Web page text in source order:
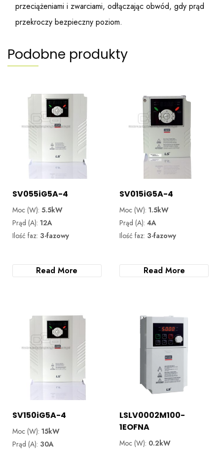
przeciążeniami i zwarciami, odłączając obwód, gdy prąd
przekroczy bezpieczny poziom.
Podobne produkty
SV055iG5A-4
Moc (W): 5.5kW
Prąd (A): 12A
Ilość faz: 3-fazowy
Read More
SV015iG5A-4
Moc (W):1.5kW
Prąd (A):4A
Ilość faz: 3-fazowy
Read More
SV150iG5A-4
Moc (W): 15kW
Prąd (A): 30A
LSLV0002M100-
1EOFNA
Moc (W): 0.2kW